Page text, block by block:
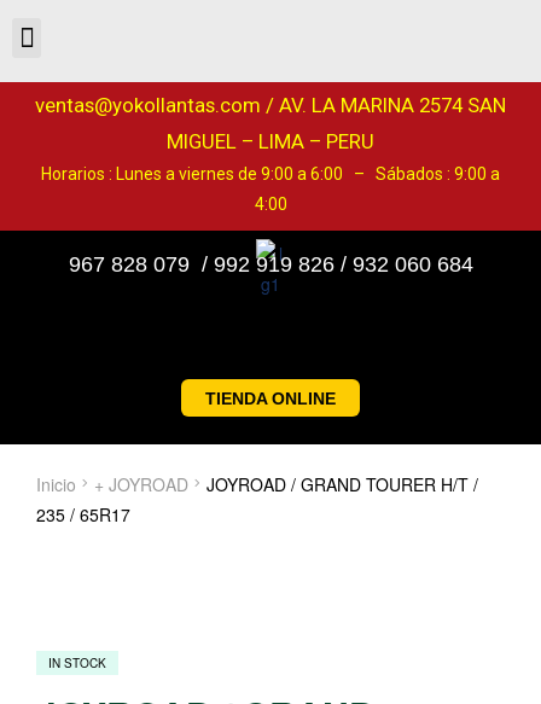
ventas@yokollantas.com / AV. LA MARINA 2574 SAN
MIGUEL – LIMA – PERU
Horarios : Lunes a viernes de 9:00 a 6:00 – Sábados : 9:00 a
4:00
967 828 079 / 992 919 826 / 932 060 684
TIENDA ONLINE
Inicio + JOYROAD
JOYROAD / GRAND TOURER H/T /
235 / 65R17
IN STOCK